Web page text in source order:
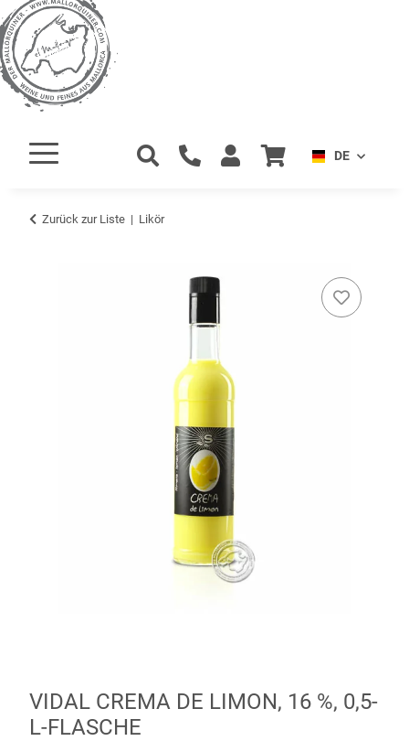
DE
Zurück zur Liste Likör
VIDAL CREMA DE LIMON, 16 %, 0,5-
L-FLASCHE